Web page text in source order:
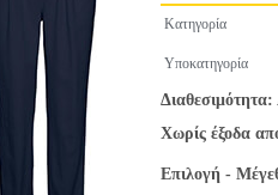
Κατηγορία
Υποκατηγορία
Χωρίς έξοδα
Επιλογή -